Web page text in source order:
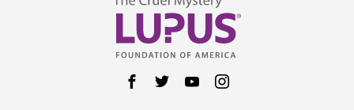
Follow us on Facebook
Follow us on Twitter
Follow us on YouTube